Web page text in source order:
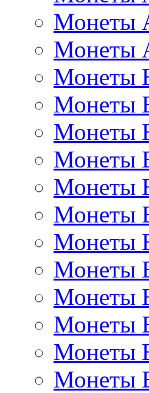
Монеты
Монеты
Монеты
Монеты
Монеты
Монеты
Монеты
Монеты
Монеты
Монеты
Монеты
Монеты
Монеты
Монеты